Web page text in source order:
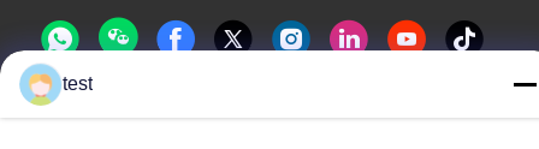
test